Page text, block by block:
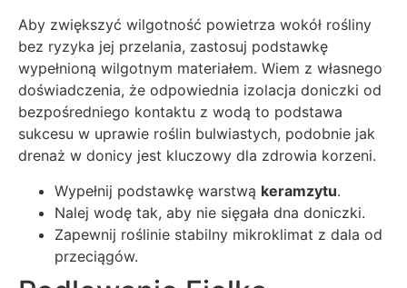
Aby zwiększyć wilgotność powietrza wokół rośliny
bez ryzyka jej przelania, zastosuj podstawkę
wypełnioną wilgotnym materiałem. Wiem z własnego
doświadczenia, że odpowiednia izolacja doniczki od
bezpośredniego kontaktu z wodą to podstawa
sukcesu w uprawie roślin bulwiastych, podobnie jak
drenaż w donicy jest kluczowy dla zdrowia korzeni.
Wypełnij podstawkę warstwą keramzytu.
Nalej wodę tak, aby nie sięgała dna doniczki.
Zapewnij roślinie stabilny mikroklimat z dala od
przeciągów.